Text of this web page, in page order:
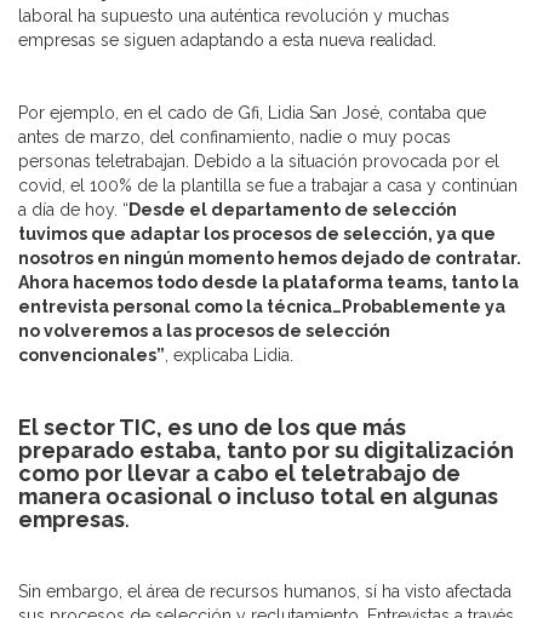
laboral ha supuesto una auténtica revolución y muchas
empresas se siguen adaptando a esta nueva realidad.
Por ejemplo, en el cado de Gfi, Lidia San José, contaba que
antes de marzo, del confinamiento, nadie o muy pocas
personas teletrabajan. Debido a la situación provocada por el
covid, el 100% de la plantilla se fue a trabajar a casa y continúan
a día de hoy. “ Desde el departamento de selección
tuvimos que adaptar los procesos de selección, ya que
nosotros en ningún momento hemos dejado de contratar.
Ahora hacemos todo desde la plataforma teams, tanto la
entrevista personal como la técnica…Probablemente ya
no volveremos a las procesos de selección
convencionales” , explicaba Lidia.
El sector TIC, es uno de los que más
preparado estaba, tanto por su digitalización
como por llevar a cabo el teletrabajo de
manera ocasional o incluso total en algunas
empresas.
Sin embargo, el área de recursos humanos, sí ha visto afectada